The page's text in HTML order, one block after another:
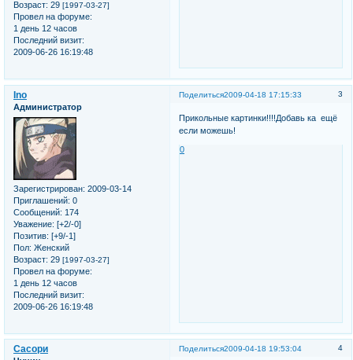
Возраст: 29 [1997-03-27]
Провел на форуме:
1 день 12 часов
Последний визит:
2009-06-26 16:19:48
Поделиться 3
2009-04-18 17:15:33
Ino
Администратор
Зарегистрирован: 2009-03-14
Приглашений: 0
Сообщений: 174
Уважение: [+2/-0]
Позитив: [+9/-1]
Пол: Женский
Возраст: 29 [1997-03-27]
Провел на форуме:
1 день 12 часов
Последний визит:
2009-06-26 16:19:48
Прикольные картинки!!!!Добавь ка ещё
если можешь!
0
Поделиться 4
2009-04-18 19:53:04
Сасори